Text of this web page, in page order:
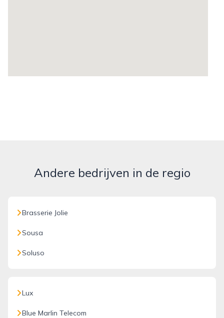
Andere bedrijven in de regio
Brasserie Jolie
Sousa
Soluso
Lux
Blue Marlin Telecom